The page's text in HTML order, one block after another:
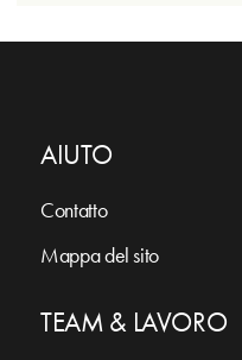
AIUTO
Contatto
Mappa del sito
TEAM & LAVORO